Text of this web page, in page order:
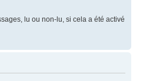
lu ou non-lu, si cela a été activé